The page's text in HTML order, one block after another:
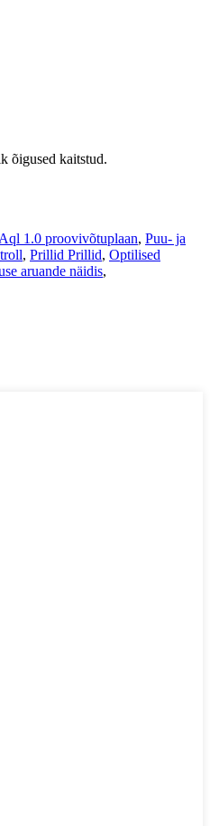
õigused kaitstud.
Aql 1.0 proovivõtuplaan, Puu- ja
, Prillid Prillid, Optilised
aruande näidis,